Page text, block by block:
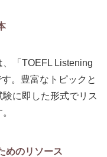
「TOEFL Listening
。豊富なトピックと
に即した形式でリス
めのリソース